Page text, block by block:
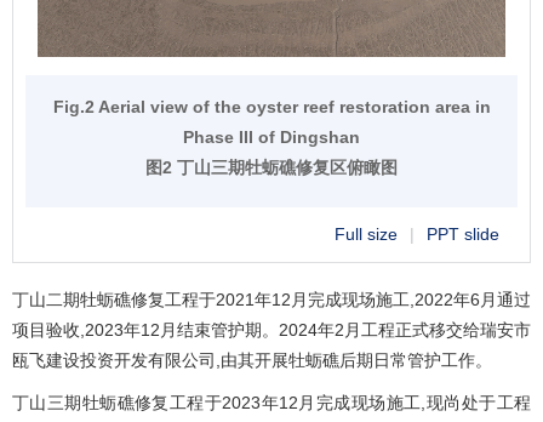
Fig.2 Aerial view of the oyster reef restoration area in
Phase III of Dingshan
图2 丁山三期牡蛎礁修复区俯瞰图
Full size | PPT slide
丁山二期牡蛎礁修复工程于2021年12月完成现场施工,2022年6月通过
项目验收,2023年12月结束管护期。2024年2月工程正式移交给瑞安市
瓯飞建设投资开发有限公司,由其开展牡蛎礁后期日常管护工作。
丁山三期牡蛎礁修复工程于2023年12月完成现场施工,现尚处于工程